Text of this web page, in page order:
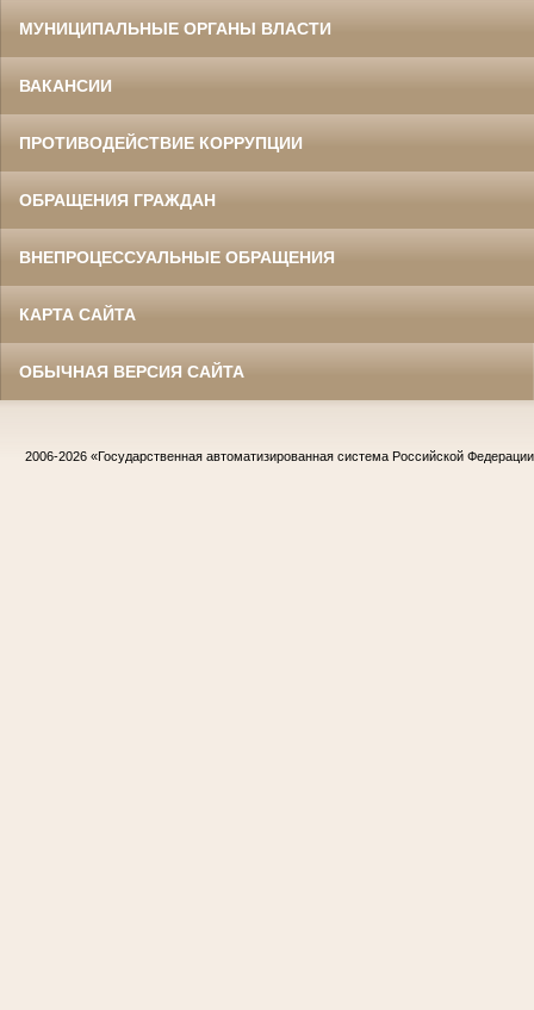
МУНИЦИПАЛЬНЫЕ ОРГАНЫ ВЛАСТИ
ВАКАНСИИ
ПРОТИВОДЕЙСТВИЕ КОРРУПЦИИ
ОБРАЩЕНИЯ ГРАЖДАН
ВНЕПРОЦЕССУАЛЬНЫЕ ОБРАЩЕНИЯ
КАРТА САЙТА
ОБЫЧНАЯ ВЕРСИЯ САЙТА
2006-2026 «Государственная автоматизированная система Российской